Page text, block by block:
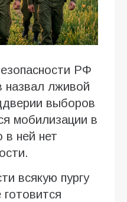
РФ
лживой
выборов
мобилизации в
в ней нет
всякую пургу